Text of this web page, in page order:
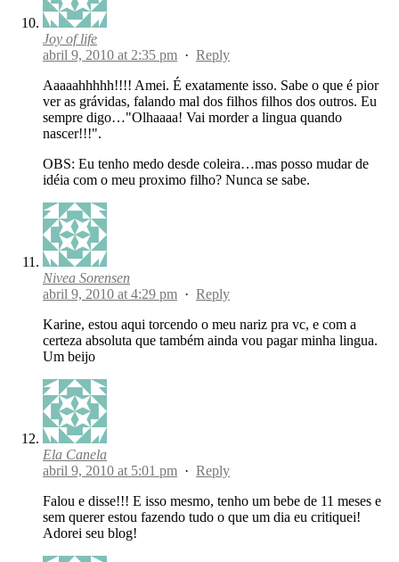
Joy of life
abril 9, 2010 at 2:35 pm · Reply
Aaaaahhhhh!!!! Amei. É exatamente isso. Sabe o que é pior
ver as grávidas, falando mal dos filhos filhos dos outros. Eu
sempre digo…"Olhaaaa! Vai morder a lingua quando
nascer!!!".
OBS: Eu tenho medo desde coleira…mas posso mudar de
idéia com o meu proximo filho? Nunca se sabe.
Nivea Sorensen
abril 9, 2010 at 4:29 pm · Reply
Karine, estou aqui torcendo o meu nariz pra vc, e com a
certeza absoluta que também ainda vou pagar minha lingua.
Um beijo
Ela Canela
abril 9, 2010 at 5:01 pm · Reply
Falou e disse!!! E isso mesmo, tenho um bebe de 11 meses e
sem querer estou fazendo tudo o que um dia eu critiquei!
Adorei seu blog!